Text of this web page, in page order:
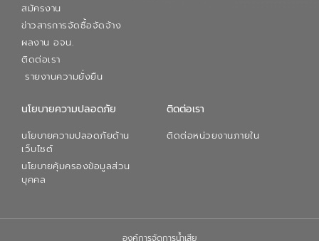
สมัครงาน
ข่าวสารการจัดซื้อจัดจ้าง
ผลงาน อจน.
ติดต่อเรา
รายงานความยั่งยืน
นโยบายความปลอดภัย
นโยบายความปลอดภัยด้าน
เว็บไซต์
นโยบายคุ้มครองข้อมูลส่วน
บุคคล
ติดต่อเรา
ติดต่อหน่วยงานภายใน
องค์การจัดการน้ำเสีย